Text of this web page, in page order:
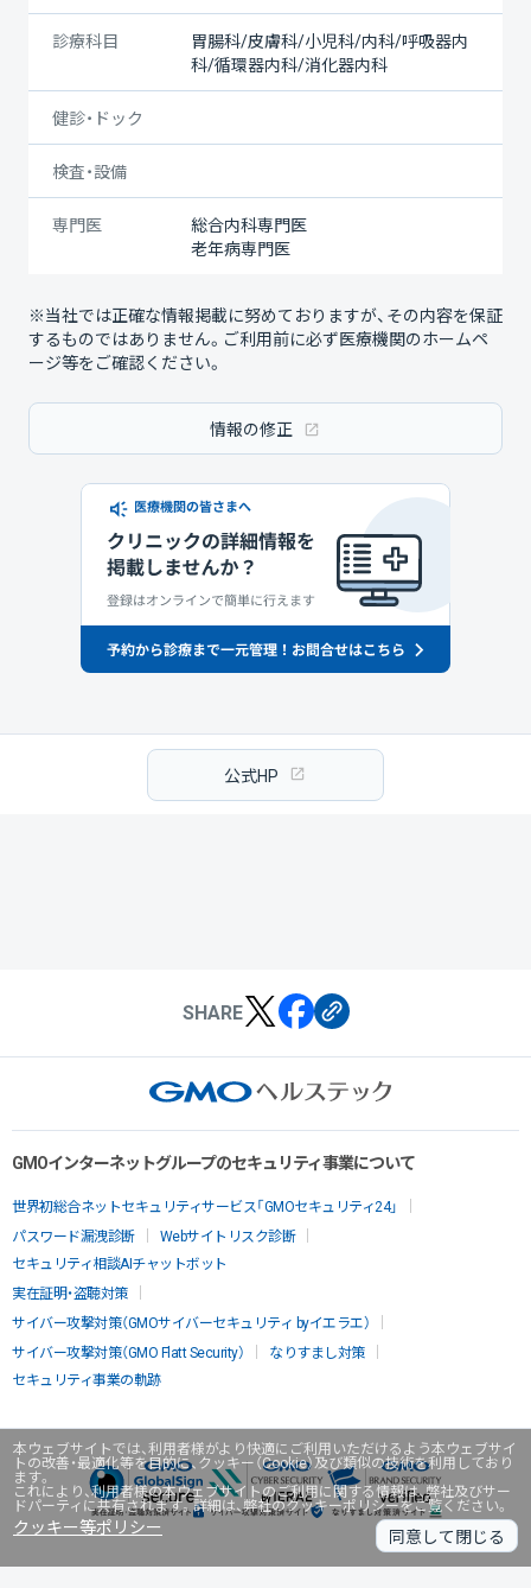
本ウェブサイトでは、利用者様がより快適にご利用いただけるよう本ウェブサイ
トの改善・最適化等を目的に、クッキー（Cookie）及び類似の技術を利用しており
ます。
これにより、利用者様の本ウェブサイトのご利用に関する情報は、弊社及びサー
ドパーティに共有されます。詳細は、弊社のクッキーポリシーをご覧ください。
クッキー等ポリシー 同意して閉じる
診療科目
胃腸科/皮膚科/小児科/内科/呼吸器内
科/循環器内科/消化器内科
健診・ドック
検査・設備
専門医
総合内科専門医
老年病専門医
※当社では正確な情報掲載に努めておりますが、その内容を保証
するものではありません。ご利用前に必ず医療機関のホームペ
ージ等をご確認ください。
情報の修正
公式HP
SHARE
GMOインターネットグループのセキュリティ事業について
世界初総合ネットセキュリティサービス「GMOセキュリティ24」
パスワード漏洩診断
Webサイトリスク診断
セキュリティ相談AIチャットボット
実在証明・盗聴対策
サイバー攻撃対策（GMOサイバーセキュリティ byイエラエ）
サイバー攻撃対策（GMO Flatt Security）
なりすまし対策
セキュリティ事業の軌跡